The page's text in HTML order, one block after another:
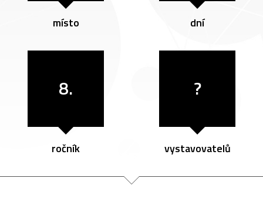
místo dní
8.
ročník
?
vystavovatelů